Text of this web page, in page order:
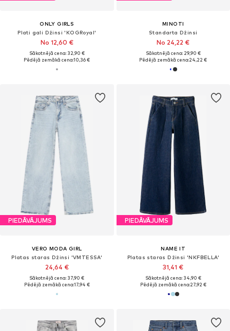
ONLY GIRLS
Plati gali Džinsi 'KOGRoyal'
No 12,60 €
Sākotnējā cena: 32,90 €
Pēdējā zemākā cena:10,36 €
MINOTI
Standarta Džinsi
No 24,22 €
Sākotnējā cena: 29,90 €
Pēdējā zemākā cena:24,22 €
PIEDĀVĀJUMS
VERO MODA GIRL
Platas staras Džinsi 'VMTESSA'
24,64 €
Sākotnējā cena: 37,90 €
Pēdējā zemākā cena:17,94 €
PIEDĀVĀJUMS
NAME IT
Platas staras Džinsi 'NKFBELLA'
31,41 €
Sākotnējā cena: 34,90 €
Pēdējā zemākā cena:27,92 €